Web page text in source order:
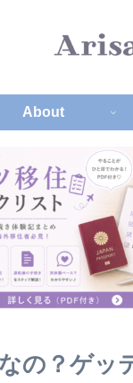
About
の？ゲッ